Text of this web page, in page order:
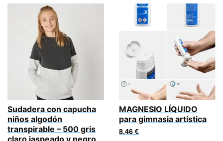
Sudadera con capucha
niños algodón
transpirable – 500 gris
MAGNESIO LÍQUIDO
para gimnasia artística
8,46 €